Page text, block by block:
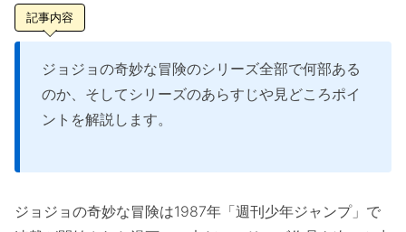
記事内容
ジョジョの奇妙な冒険のシリーズ全部で何部ある
のか、そしてシリーズのあらすじや見どころポイ
ントを解説します。
ジョジョの奇妙な冒険は1987年「週刊少年ジャンプ」で